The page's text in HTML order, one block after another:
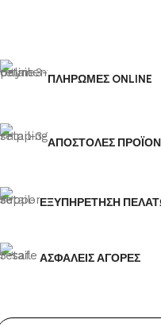
ΠΛΗΡΩΜΕΣ ONLINE
ΑΠΟΣΤΟΛΕΣ
ΕΞΥΠΗΡΕΤΗΣΗ
ΑΣΦΑΛΕΙΣ ΑΓΟΡΕΣ